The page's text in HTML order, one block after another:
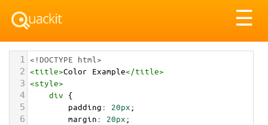
☰
1 <!DOCTYPE html>
2 <title>Color Example</title>
3 <style>
4 div {
5 padding: 20px;
6 margin: 20px;